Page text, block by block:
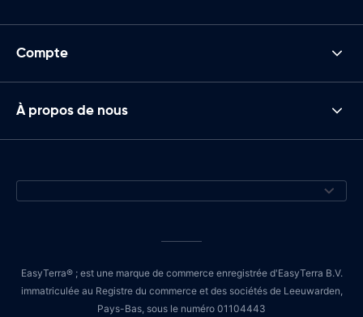
Compte
À propos de nous
EasyTerra® ; est une marque de commerce enregistrée d'EasyTerra B.V.
immatriculée au Registre du commerce et des sociétés de Leeuwarden,
Pays-Bas, sous le numéro 01104443